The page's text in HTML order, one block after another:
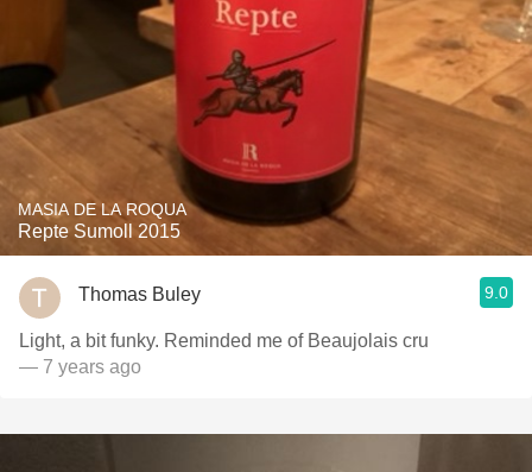
MASIA DE LA ROQUA
Repte Sumoll 2015
Thomas Buley 9.0
Light, a bit funky. Reminded me of Beaujolais cru
— 7 years ago